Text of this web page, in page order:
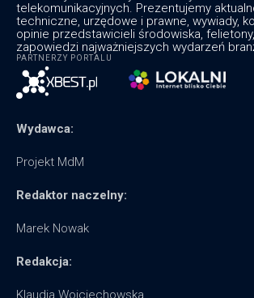
telekomunikacyjnych. Prezentujemy
techniczne, urzędowe i prawne, wywiady,
opinie przedstawicieli środowiska,
zapowiedzi najważniejszych wydarzeń
PARTNERZY PORTALU
Wydawca:
Projekt MdM
Redaktor naczelny:
Marek Nowak
Redakcja:
Klaudia Wojciechowska